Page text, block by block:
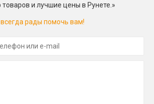
товаров и лучшие цены в Рунете.»
рады помочь вам!